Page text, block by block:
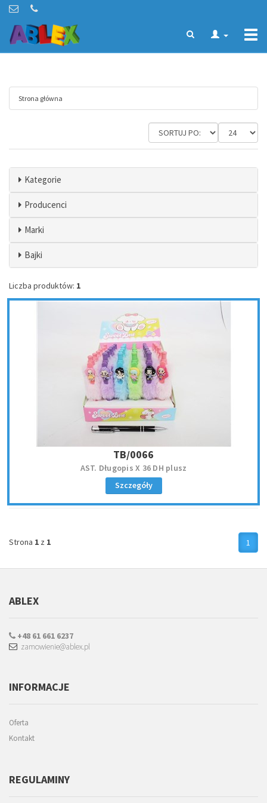
Strona główna
Kategorie
Producenci
Marki
Bajki
Liczba produktów: 1
TB/0066
AST. Długopis X 36 DH plusz
Szczegóły
Strona 1 z 1 1
ABLEX
+48 61 661 6237
zamowienie@ablex.pl
INFORMACJE
Oferta
Kontakt
REGULAMINY